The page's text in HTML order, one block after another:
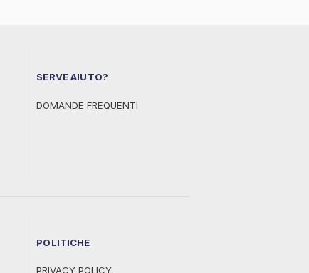
SERVE AIUTO?
DOMANDE FREQUENTI
POLITICHE
PRIVACY POLICY